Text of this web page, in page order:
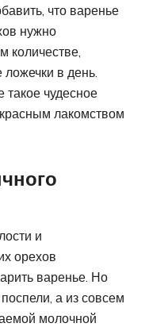
что варенье
нужно
количестве,
в день.
такое чудесное
лакомством
и
орехов
варенье. Но
а из совсем
молочной